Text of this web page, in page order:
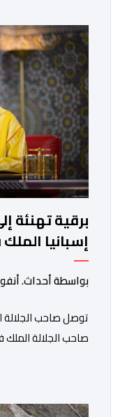
الشريف، واقتناعها
لحل الصراع
والتطرف والتصرفات
كل […]
برقية تهنئة
إسبانيا
عيد العرش
بواسطة أحداث. أنفو
توصل صاحب
صاحب الجلالة الملك
باسمه الخاص وباسم